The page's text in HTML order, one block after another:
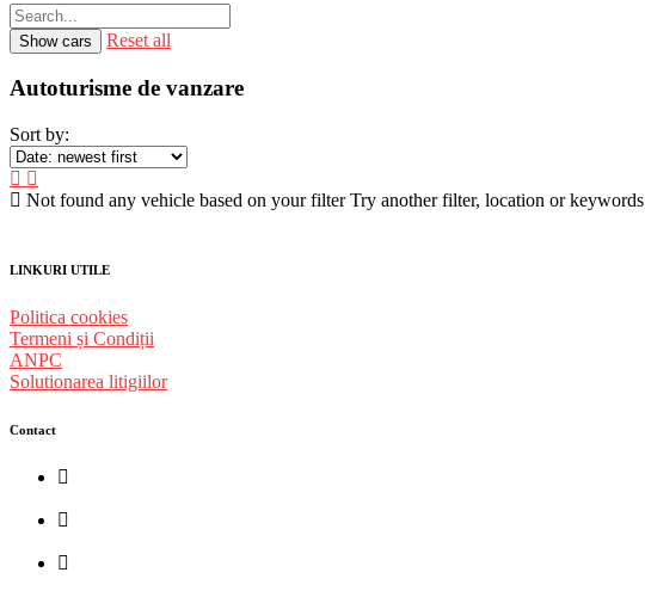
Reset all
Autoturisme de vanzare
Sort by:
Not found any vehicle based on your filter Try another filter, location or keywords
LINKURI UTILE
Politica cookies
Termeni și Condiții
ANPC
Solutionarea litigiilor
Contact